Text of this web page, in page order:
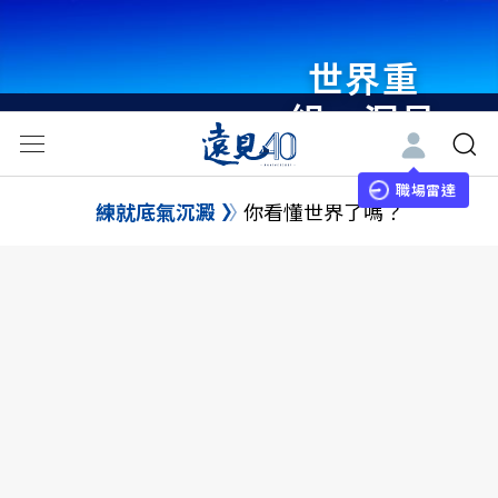
世界重
組・洞見
未來 與
世界領袖
職場雷達
練就底氣沉澱 你看懂世界了嗎？